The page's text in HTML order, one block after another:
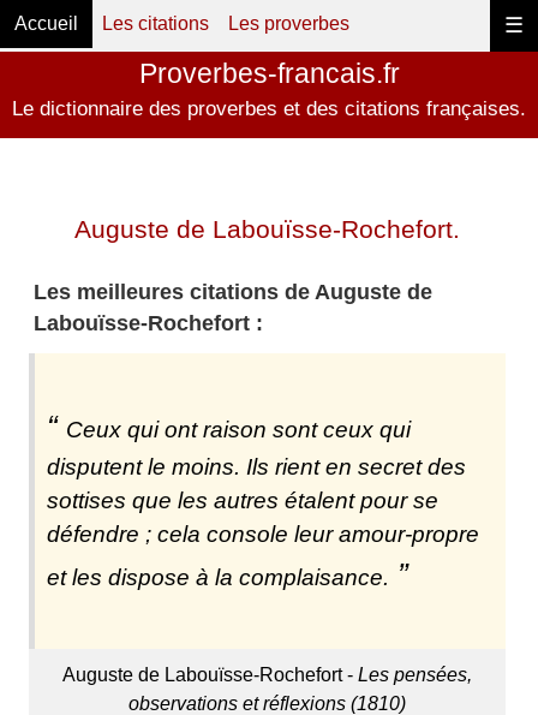
☰
Accueil Les citations Les proverbes
Proverbes-francais.fr
Le dictionnaire des proverbes et des citations françaises.
Auguste de Labouïsse-Rochefort.
Les meilleures citations de Auguste de
Labouïsse-Rochefort :
Ceux qui ont raison sont ceux qui
disputent le moins. Ils rient en secret des
sottises que les autres étalent pour se
défendre ; cela console leur amour-propre
et les dispose à la complaisance.
Auguste de Labouïsse-Rochefort - Les pensées,
observations et réflexions (1810)